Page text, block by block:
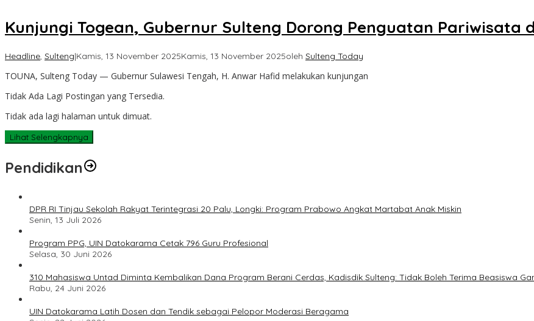
Kunjungi Togean, Gubernur Sulteng Dorong Penguatan Pariwisata
Headline, Sulteng|Kamis, 13 November 2025Kamis, 13 November 2025oleh Sulteng Today
TOUNA, Sulteng Today — Gubernur Sulawesi Tengah, H. Anwar Hafid melakukan kunjungan
Tidak Ada Lagi Postingan yang Tersedia.
Tidak ada lagi halaman untuk dimuat.
Lihat Selengkapnya
Pendidikan
DPR RI Tinjau Sekolah Rakyat Terintegrasi 20 Palu, Longki: Program Prabowo Angkat Martabat Anak Miskin
Senin, 13 Juli 2026
Program PPG, UIN Datokarama Cetak 796 Guru Profesional
Selasa, 30 Juni 2026
310 Mahasiswa Untad Diminta Kembalikan Dana Program Berani Cerdas, Kadisdik Sulteng: Tidak Boleh Terima Beasiswa
Rabu, 24 Juni 2026
UIN Datokarama Latih Dosen dan Tendik sebagai Pelopor Moderasi Beragama